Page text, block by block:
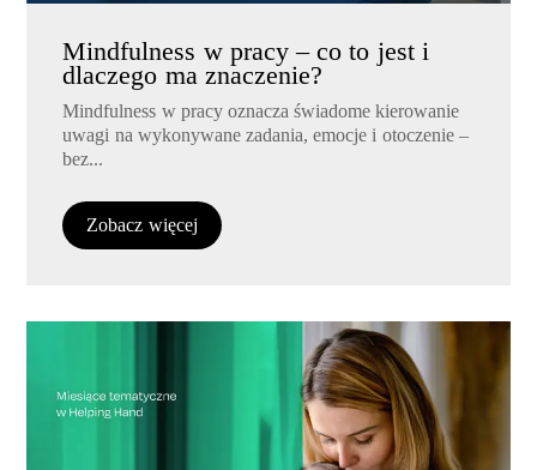
Mindfulness w pracy – co to jest i
dlaczego ma znaczenie?
Mindfulness w pracy oznacza świadome kierowanie
uwagi na wykonywane zadania, emocje i otoczenie –
bez...
Zobacz więcej